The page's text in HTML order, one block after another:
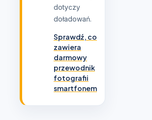
dotyczy
doładowań.
Sprawdź, co
zawiera
darmowy
przewodnik
fotografii
smartfonem